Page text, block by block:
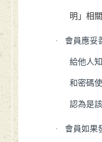
明」相
· 會員應妥
給他人
和密碼
認為是
· 會員如果